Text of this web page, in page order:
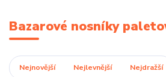
Bazarové nosníky
Nejnovější Nejlevnější Nejdražší